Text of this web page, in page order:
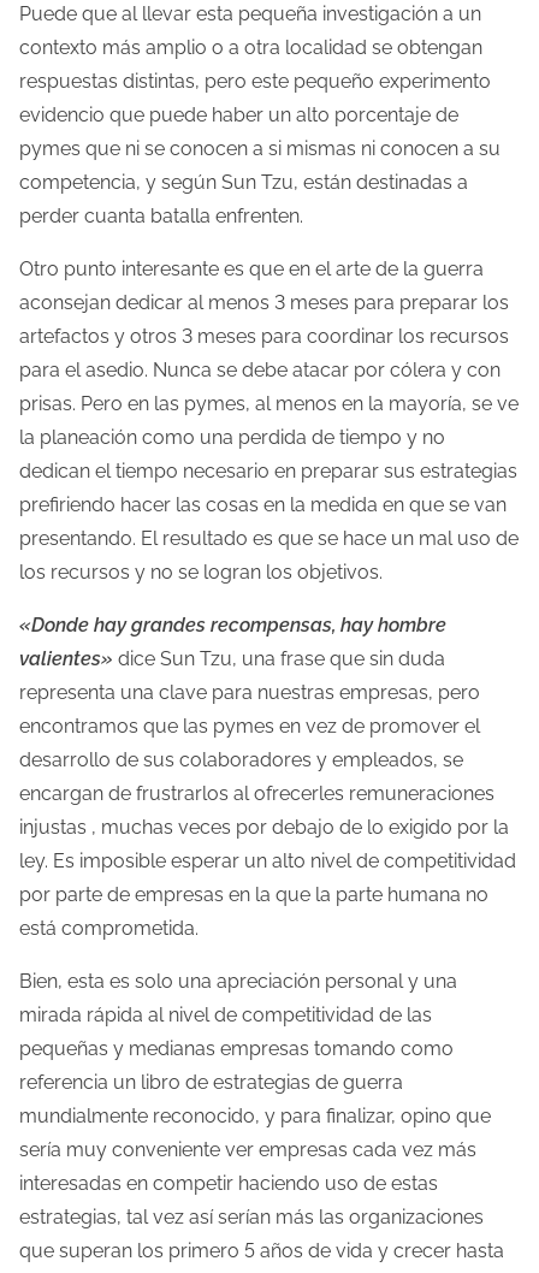
Puede que al llevar esta pequeña investigación a un
contexto más amplio o a otra localidad se obtengan
respuestas distintas, pero este pequeño experimento
evidencio que puede haber un alto porcentaje de
pymes que ni se conocen a si mismas ni conocen a su
competencia, y según Sun Tzu, están destinadas a
perder cuanta batalla enfrenten.
Otro punto interesante es que en el arte de la guerra
aconsejan dedicar al menos 3 meses para preparar los
artefactos y otros 3 meses para coordinar los recursos
para el asedio. Nunca se debe atacar por cólera y con
prisas. Pero en las pymes, al menos en la mayoría, se ve
la planeación como una perdida de tiempo y no
dedican el tiempo necesario en preparar sus estrategias
prefiriendo hacer las cosas en la medida en que se van
presentando. El resultado es que se hace un mal uso de
los recursos y no se logran los objetivos.
«Donde hay grandes recompensas, hay hombre
valientes» dice Sun Tzu, una frase que sin duda
representa una clave para nuestras empresas, pero
encontramos que las pymes en vez de promover el
desarrollo de sus colaboradores y empleados, se
encargan de frustrarlos al ofrecerles remuneraciones
injustas , muchas veces por debajo de lo exigido por la
ley. Es imposible esperar un alto nivel de competitividad
por parte de empresas en la que la parte humana no
está comprometida.
Bien, esta es solo una apreciación personal y una
mirada rápida al nivel de competitividad de las
pequeñas y medianas empresas tomando como
referencia un libro de estrategias de guerra
mundialmente reconocido, y para finalizar, opino que
sería muy conveniente ver empresas cada vez más
interesadas en competir haciendo uso de estas
estrategias, tal vez así serían más las organizaciones
que superan los primero 5 años de vida y crecer hasta